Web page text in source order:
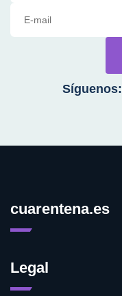
Síguenos:
cuarentena.es
Legal